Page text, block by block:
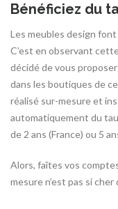
Bénéficiez du
Les meubles design
C’est en observant
décidé de vous
dans les boutiques de
réalisé sur-mesure et
automatiquement du
de 2 ans (France) ou 5
Alors, faîtes vos
mesure n’est pas si cher